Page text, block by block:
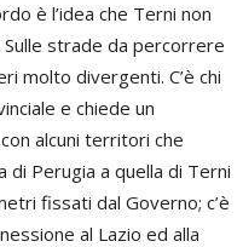
è l’idea che Terni non
strade da percorrere
molto divergenti. C’è chi
e chiede un
alcuni territori che
Perugia a quella di Terni
fissati dal Governo; c’è
al Lazio ed alla